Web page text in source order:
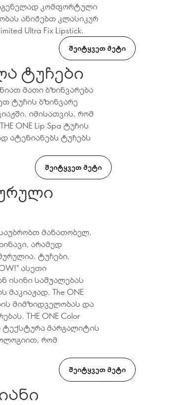
კომფორტული
ანიჭებთ კლასიკურ
Ultra Fix Lipstick.
ᲨᲔᲘᲢᲧᲕᲔᲗ ᲛᲔᲢᲘ
ტუჩები
მათი ბზინვარება
ტუჩის ბზინვარე
იმისათვის, რომ
ONE Lip Spa ტუჩის
ატენიანებს ტუჩებს
ᲨᲔᲘᲢᲧᲕᲔᲗ ᲛᲔᲢᲘ
მანათობელ,
არამედ
ტუჩები,
ასეთი
ისინი საშუალებას
The ONE
მიმზიდველობას და
THE ONE Color
ტექსტურა მარგალიტის
რომ
ᲨᲔᲘᲢᲧᲕᲔᲗ ᲛᲔᲢᲘ